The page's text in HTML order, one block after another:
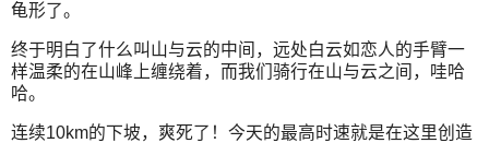
龟形了。
终于明白了什么叫山与云的中间，远处白云如恋人的手臂一
样温柔的在山峰上缠绕着，而我们骑行在山与云之间，哇哈
哈。
连续10km的下坡，爽死了！今天的最高时速就是在这里创造